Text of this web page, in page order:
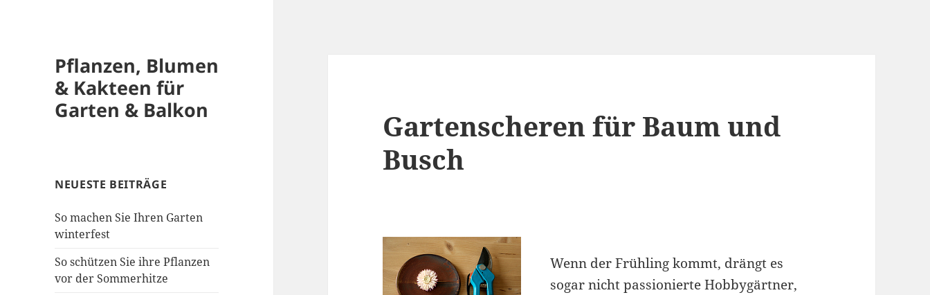
Pflanzen, Blumen
& Kakteen für
Garten & Balkon
NEUESTE BEITRÄGE
So machen Sie Ihren Garten
winterfest
So schützen Sie ihre Pflanzen
vor der Sommerhitze
Gartenscheren für Baum und
Busch
Wenn der Frühling kommt, drängt es
sogar nicht passionierte Hobbygärtner,